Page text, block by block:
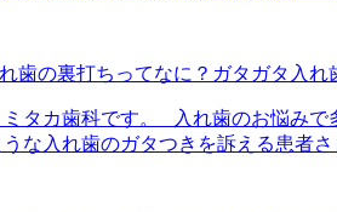
歯の裏打ちってなに？ガタガタ入れ
タカ歯科です。 入れ歯のお悩み
うな入れ歯のガタつきを訴える患